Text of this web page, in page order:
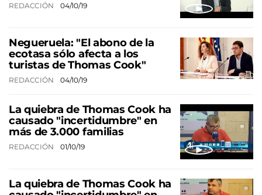
REDACCIÓN 04/10/19
Negueruela: "El abono de la
ecotasa sólo afecta a los
turistas de Thomas Cook"
REDACCIÓN 04/10/19
La quiebra de Thomas Cook ha
causado "incertidumbre" en
más de 3.000 familias
REDACCIÓN 01/10/19
La quiebra de Thomas Cook ha